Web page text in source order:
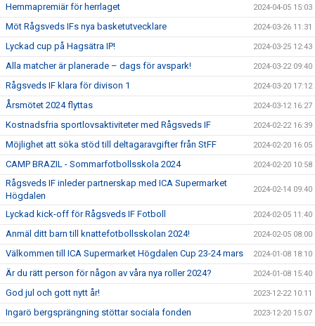
Hemmapremiär för herrlaget 2024-04-05 15:03
Möt Rågsveds IFs nya basketutvecklare 2024-03-26 11:31
Lyckad cup på Hagsätra IP! 2024-03-25 12:43
Alla matcher är planerade – dags för avspark! 2024-03-22 09:40
Rågsveds IF klara för divison 1 2024-03-20 17:12
Årsmötet 2024 flyttas 2024-03-12 16:27
Kostnadsfria sportlovsaktiviteter med Rågsveds IF 2024-02-22 16:39
Möjlighet att söka stöd till deltagaravgifter från StFF 2024-02-20 16:05
CAMP BRAZIL - Sommarfotbollsskola 2024 2024-02-20 10:58
Rågsveds IF inleder partnerskap med ICA Supermarket
Högdalen
2024-02-14 09:40
Lyckad kick-off för Rågsveds IF Fotboll 2024-02-05 11:40
Anmäl ditt barn till knattefotbollsskolan 2024! 2024-02-05 08:00
Välkommen till ICA Supermarket Högdalen Cup 23-24 mars 2024-01-08 18:10
Är du rätt person för någon av våra nya roller 2024? 2024-01-08 15:40
God jul och gott nytt år! 2023-12-22 10:11
Ingarö bergsprängning stöttar sociala fonden 2023-12-20 15:07